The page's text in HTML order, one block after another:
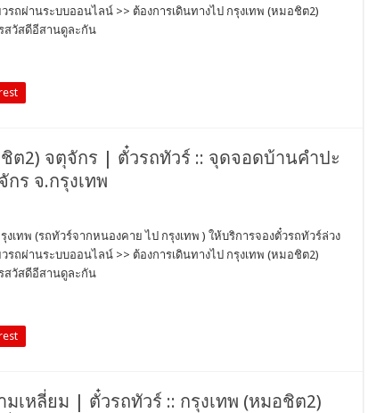
รถผ่านระบบออนไลน์ >> ต้องการเดินทางไป กรุงเทพ (หมอชิต2)
สวัสดีอีสานดูละกัน
ต2) จตุจักร | ตั๋วรถทัวร์ :: จุดจอดบ้านคำปะ
กร จ.กรุงเทพ
เทพ (รถทัวร์จากหนองคาย ไป กรุงเทพ ) ให้บริการจองตั๋วรถทัวร์ล่วง
รถผ่านระบบออนไลน์ >> ต้องการเดินทางไป กรุงเทพ (หมอชิต2)
สวัสดีอีสานดูละกัน
เหลี่ยม | ตั๋วรถทัวร์ :: กรุงเทพ (หมอชิต2)